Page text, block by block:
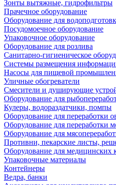
Зонты вытяжные, гидрофильтры
Прачечное оборудование
Оборудование для
Посудомоечное оборудование
Упаковочное оборудование
Оборудование для розлива
Санитарно-гигиеническое
Системы размещения
Насосы для пищевой
Уличные обогреватели
Смесители и душирующие
Оборудование для
Кулеры, водораздатчики, помпы
Оборудование для переработки
Оборудование для переработки
Оборудование для
Противни, пекарские листы,
Оборудование для медицинских
Упаковочные материалы
Контейнеры
Ведра, банки